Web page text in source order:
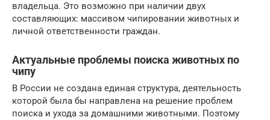
владельца. Это возможно при наличии двух
составляющих: массивом чипировании животных и
личной ответственности граждан.
Актуальные проблемы поиска животных по
чипу
В России не создана единая структура, деятельность
которой была бы направлена на решение проблем
поиска и ухода за домашними животными. Поэтому